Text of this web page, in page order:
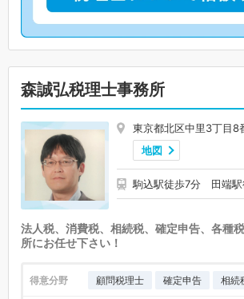
森誠弘税理士事務所
東京都北区中里3丁目8
地図
駒込駅徒歩7分 田端駅
法人税、消費税、相続税、確定申告、各種
所にお任せ下さい！
得意分野 顧問税理士 確定申告 相続